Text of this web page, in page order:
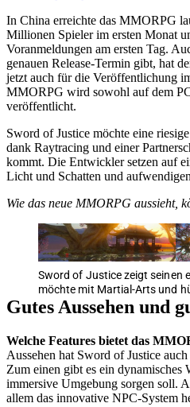
In China erreichte das MMORPG
Millionen Spieler im ersten Monat
Voranmeldungen am ersten Tag.
genauen Release-Termin gibt, hat
jetzt auch für die Veröffentlichung
MMORPG wird sowohl auf dem
veröffentlicht.
Sword of Justice möchte eine
dank Raytracing und einer
kommt. Die Entwickler setzen auf
Licht und Schatten und
Wie das neue MMORPG aussieht,
Sword of Justice zeigt seinen
möchte mit Martial-Arts und
Gutes Aussehen und
Welche Features bietet das
Aussehen hat Sword of Justice
Zum einen gibt es ein dynamisches
immersive Umgebung sorgen soll.
allem das innovative NPC-System